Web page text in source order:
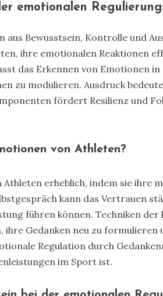
emotionalen
aus Bewusstsein, Kontrolle und
ihre emotionalen Reaktionen
das Erkennen von Emotionen
zu modulieren. Ausdruck
fördert Resilienz und
von Athleten?
erheblich, indem sie ihre
kann das Vertrauen
führen können. Techniken der
Gedanken neu zu formulieren
Regulation durch
im Sport ist.